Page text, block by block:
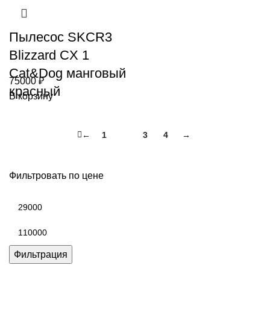
Фильтровать по цене
Фильтрация
Пылесос SKCR3
Blizzard CX 1
Cat&Dog манговый
красный
75000₽
В корзину
← 1 3 4 →